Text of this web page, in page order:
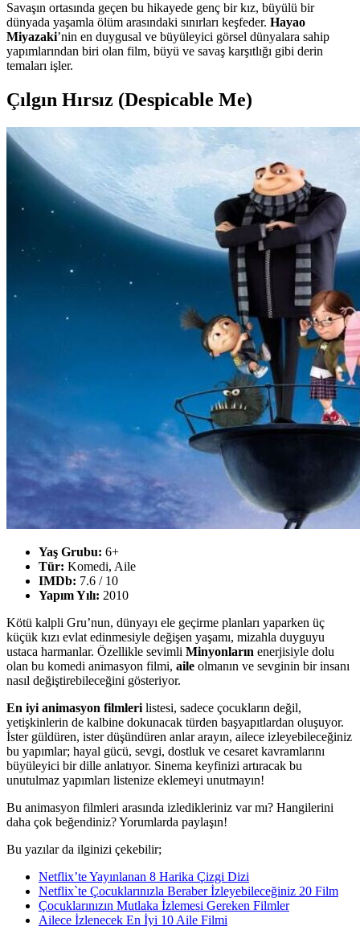
Savaşın ortasında geçen bu hikayede genç bir kız, büyülü bir
dünyada yaşamla ölüm arasındaki sınırları keşfeder. Hayao
Miyazaki’nin en duygusal ve büyüleyici görsel dünyalara sahip
yapımlarından biri olan film, büyü ve savaş karşıtlığı gibi derin
temaları işler.
Çılgın Hırsız (Despicable Me)
Yaş Grubu: 6+
Tür: Komedi, Aile
IMDb: 7.6 / 10
Yapım Yılı: 2010
Kötü kalpli Gru’nun, dünyayı ele geçirme planları yaparken üç
küçük kızı evlat edinmesiyle değişen yaşamı, mizahla duyguyu
ustaca harmanlar. Özellikle sevimli Minyonların enerjisiyle dolu
olan bu komedi animasyon filmi, aile olmanın ve sevginin bir insanı
nasıl değiştirebileceğini gösteriyor.
En iyi animasyon filmleri listesi, sadece çocukların değil,
yetişkinlerin de kalbine dokunacak türden başyapıtlardan oluşuyor.
İster güldüren, ister düşündüren anlar arayın, ailece izleyebileceğiniz
bu yapımlar; hayal gücü, sevgi, dostluk ve cesaret kavramlarını
büyüleyici bir dille anlatıyor. Sinema keyfinizi artıracak bu
unutulmaz yapımları listenize eklemeyi unutmayın!
Bu animasyon filmleri arasında izledikleriniz var mı? Hangilerini
daha çok beğendiniz? Yorumlarda paylaşın!
Bu yazılar da ilginizi çekebilir;
Netflix’te Yayınlanan 8 Harika Çizgi Dizi
Netflix`te Çocuklarınızla Beraber İzleyebileceğiniz 20 Film
Çocuklarınızın Mutlaka İzlemesi Gereken Filmler
Ailece İzlenecek En İyi 10 Aile Filmi